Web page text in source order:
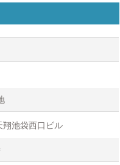
池袋西口ビル